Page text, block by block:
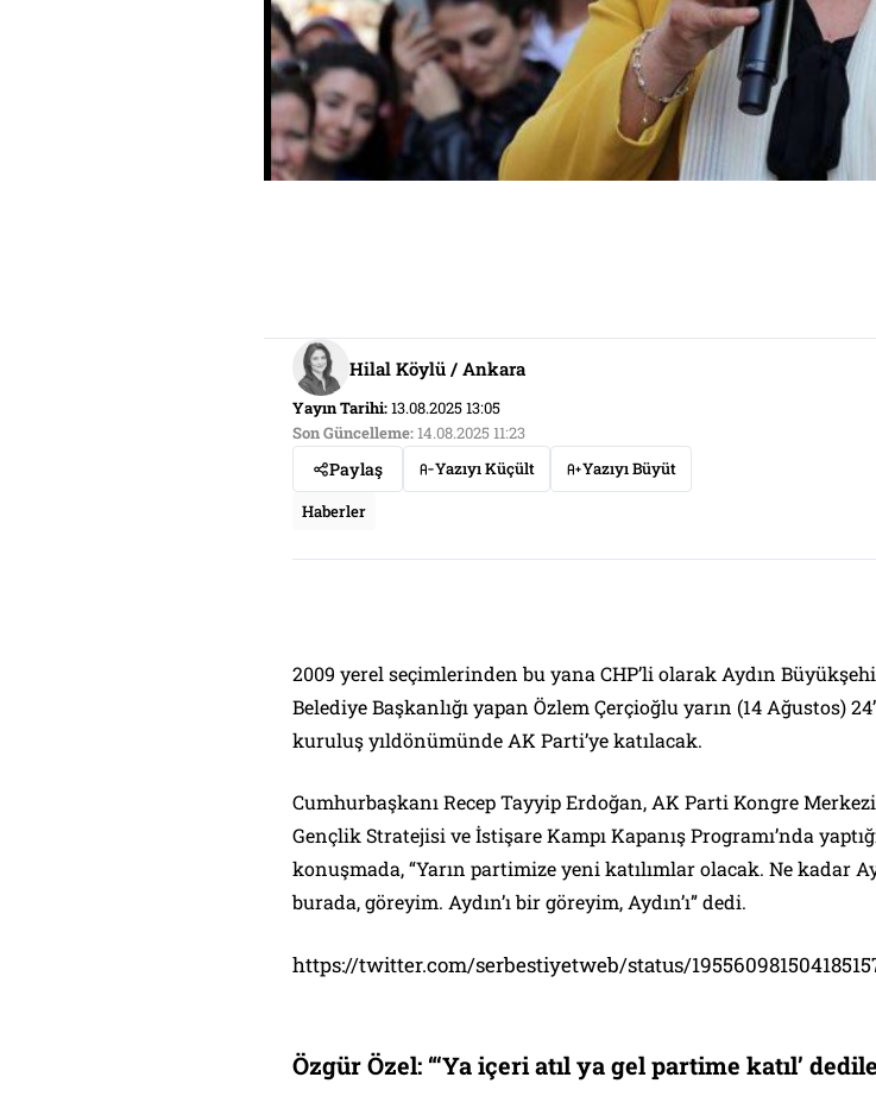
Hilal Köylü / Ankara
Yayın Tarihi:13.08.2025 13:05
Son Güncelleme: 14.08.2025 11:23
Paylaş Yazıyı Küçült
Yazıyı Büyüt
Haberler
2009 yerel seçimlerinden bu yana CHP’li olarak Aydın
Belediye Başkanlığı yapan Özlem Çerçioğlu yarın (14 Ağustos)
kuruluş yıldönümünde AK Parti’ye katılacak.
Cumhurbaşkanı Recep Tayyip Erdoğan, AK Parti Kongre
Gençlik Stratejisi ve İstişare Kampı Kapanış Programı’nda
konuşmada, “Yarın partimize yeni katılımlar olacak. Ne kadar
burada, göreyim. Aydın’ı bir göreyim, Aydın’ı” dedi.
https://twitter.com/serbestiyetweb/status/
Özgür Özel: “‘Ya içeri atıl ya gel partime katıl’